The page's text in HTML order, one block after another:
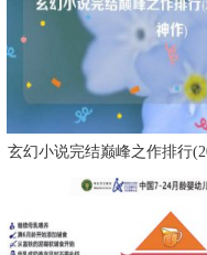
玄幻小说完结巅峰之作排行
作)